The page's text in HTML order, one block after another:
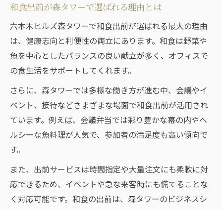
和食出前が森タワーで選ばれる理由とは
六本木ヒルズ森タワーで和食出前が選ばれる最大の理由
は、健康志向と利便性の両立にあります。和食は野菜や
魚を中心としたバランスの良い献立が多く、オフィスで
の食生活をサポートしてくれます。
さらに、森タワーでは多様な働き方が進む中、会議やイ
ベント、接待などさまざまな場面で和食出前が活用され
ています。例えば、会議弁当では彩り豊かな幕の内やヘ
ルシーな魚料理が人気で、参加者の満足度も高い傾向で
す。
また、出前サービスは時間指定や大量注文にも柔軟に対
応できるため、イベントや急な来客時にも慌てることな
く対応可能です。和食の出前は、森タワーのビジネスシ